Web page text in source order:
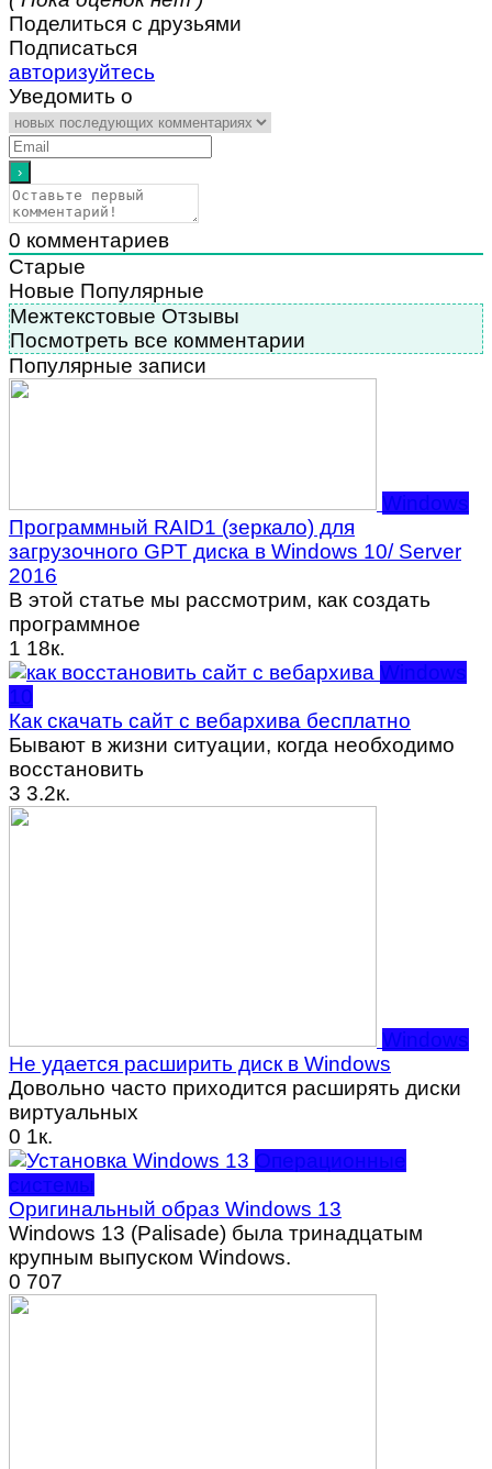
Поделиться с друзьями
Подписаться
авторизуйтесь
Уведомить о
0 комментариев
Старые
Новые Популярные
Межтекстовые Отзывы
Посмотреть все комментарии
Популярные записи
Windows
Программный RAID1 (зеркало) для
загрузочного GPT диска в Windows 10/ Server
2016
В этой статье мы рассмотрим, как создать
программное
1 18к.
Windows
10
Как скачать сайт с вебархива бесплатно
Бывают в жизни ситуации, когда необходимо
восстановить
3 3.2к.
Windows
Не удается расширить диск в Windows
Довольно часто приходится расширять диски
виртуальных
0 1к.
Операционные
системы
Оригинальный образ Windows 13
Windows 13 (Palisade) была тринадцатым
крупным выпуском Windows.
0 707